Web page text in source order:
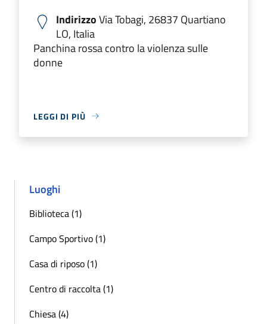
IndirizzoVia Tobagi, 26837 Quartiano
LO, Italia
Panchina rossa contro la violenza sulle
donne
LEGGI DI PIÙ
Luoghi
Biblioteca (1)
Campo Sportivo (1)
Casa di riposo (1)
Centro di raccolta (1)
Chiesa (4)